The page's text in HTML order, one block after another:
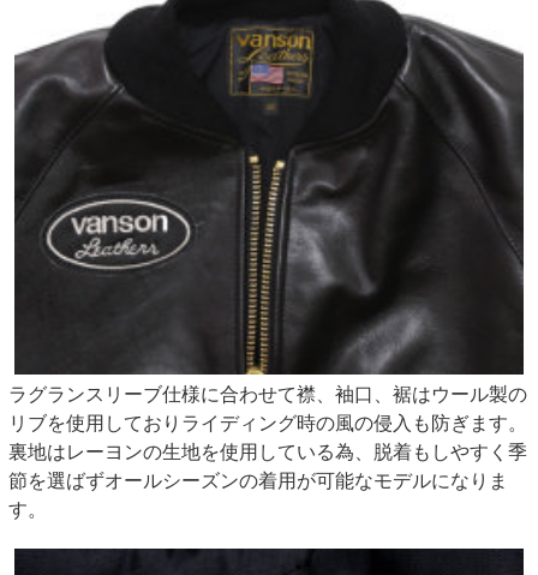
ラグランスリーブ仕様に合わせて襟、袖口、裾はウール製の
リブを使用しておりライディング時の風の侵入も防ぎます。
裏地はレーヨンの生地を使用している為、脱着もしやすく季
節を選ばずオールシーズンの着用が可能なモデルになりま
す。